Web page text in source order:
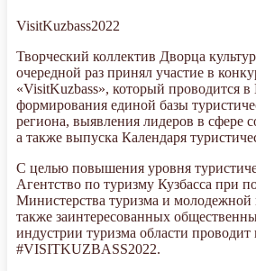
VisitKuzbass2022
Творческий коллектив Дворца
очередной раз принял участие в
«VisitKuzbass», который проводится в
формирования единой базы
региона, выявления лидеров в сфере
а также выпуска Календаря
С целью повышения уровня
Агентство по туризму Кузбасса при
Министерства туризма и молодежной
также заинтересованных
индустрии туризма области проводит
#VISITKUZBASS2022.